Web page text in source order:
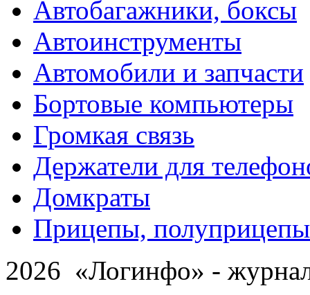
Автобагажники, боксы
Автоинструменты
Автомобили и запчасти
Бортовые компьютеры
Громкая связь
Держатели для
Домкраты
Прицепы, полуприцепы
2026 «Логинфо» -